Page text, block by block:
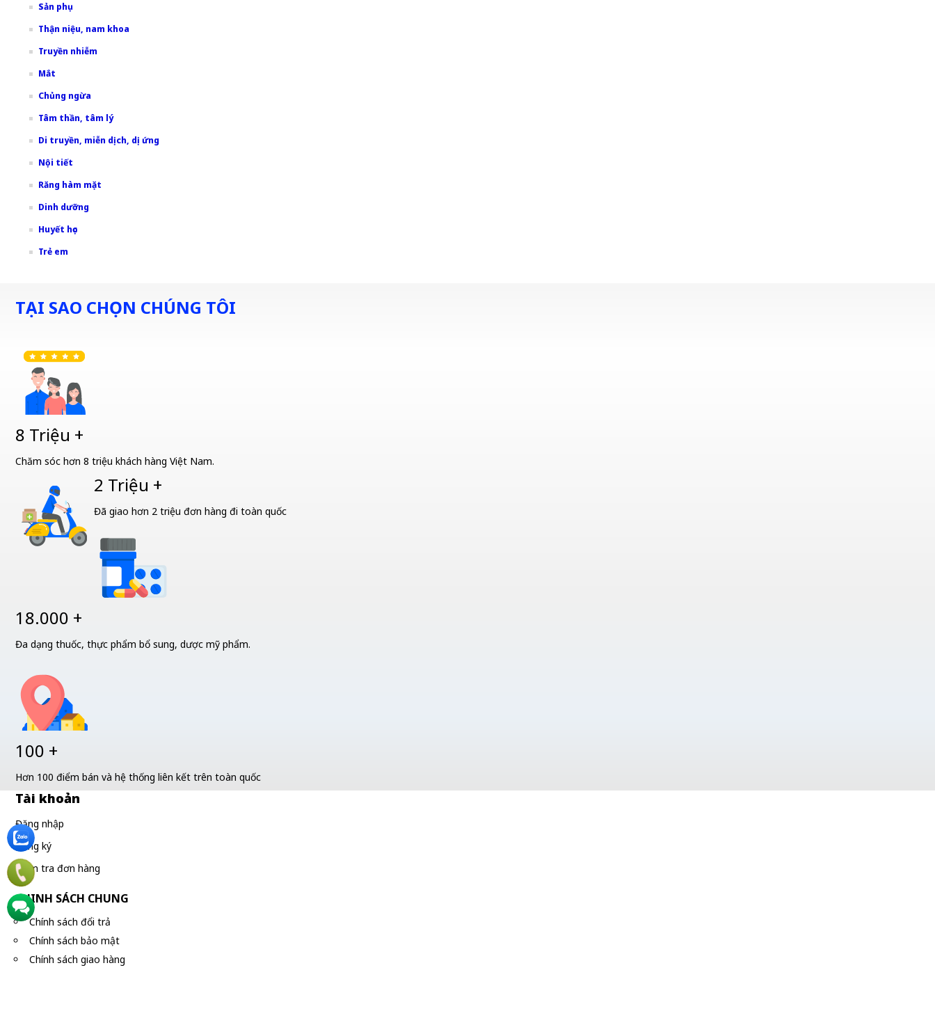
Sản phụ
Thận niệu, nam khoa
Truyền nhiễm
Mắt
Chủng ngừa
Tâm thần, tâm lý
Di truyền, miễn dịch, dị ứng
Nội tiết
Răng hàm mặt
Dinh dưỡng
Huyết học
Trẻ em
TẠI SAO CHỌN CHÚNG TÔI
8 Triệu +
Chăm sóc hơn 8 triệu khách hàng Việt Nam.
2 Triệu +
Đã giao hơn 2 triệu đơn hàng đi toàn quốc
18.000 +
Đa dạng thuốc, thực phẩm bổ sung, dược mỹ phẩm.
100 +
Hơn 100 điểm bán và hệ thống liên kết trên toàn quốc
Tài khoản
Đăng nhập
Đăng ký
Kiểm tra đơn hàng
CHINH SÁCH CHUNG
Chính sách đổi trả
Chính sách bảo mật
Chính sách giao hàng